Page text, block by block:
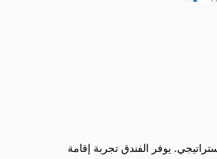
يوفر الفندق تجربة إقامة